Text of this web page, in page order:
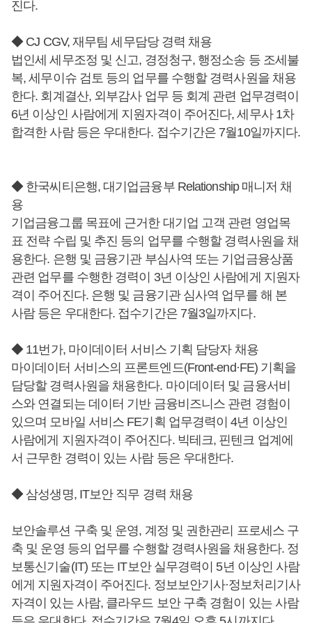
진다.
◆ CJ CGV, 재무팀 세무담당 경력 채용
법인세 세무조정 및 신고, 경정청구, 행정소송 등 조세불
복, 세무이슈 검토 등의 업무를 수행할 경력사원을 채용
한다. 회계결산, 외부감사 업무 등 회계 관련 업무경력이
6년 이상인 사람에게 지원자격이 주어진다, 세무사 1차
합격한 사람 등은 우대한다. 접수기간은 7월10일까지다.
◆ 한국씨티은행, 대기업금융부 Relationship 매니저 채
용
기업금융그룹 목표에 근거한 대기업 고객 관련 영업목
표 전략 수립 및 추진 등의 업무를 수행할 경력사원을 채
용한다. 은행 및 금융기관 부심사역 또는 기업금융상품
관련 업무를 수행한 경력이 3년 이상인 사람에게 지원자
격이 주어진다. 은행 및 금융기관 심사역 업무를 해 본
사람 등은 우대한다. 접수기간은 7월3일까지다.
◆ 11번가, 마이데이터 서비스 기획 담당자 채용
마이데이터 서비스의 프론트엔드(Front-end·FE) 기획을
담당할 경력사원을 채용한다. 마이데이터 및 금융서비
스와 연결되는 데이터 기반 금융비즈니스 관련 경험이
있으며 모바일 서비스 FE기획 업무경력이 4년 이상인
사람에게 지원자격이 주어진다. 빅테크, 핀텐크 업계에
서 근무한 경력이 있는 사람 등은 우대한다.
◆ 삼성생명, IT보안 직무 경력 채용
보안솔루션 구축 및 운영, 계정 및 권한관리 프로세스 구
축 및 운영 등의 업무를 수행할 경력사원을 채용한다. 정
보통신기술(IT) 또는 IT보안 실무경력이 5년 이상인 사람
에게 지원자격이 주어진다. 정보보안기사·정보처리기사
자격이 있는 사람, 클라우드 보안 구축 경험이 있는 사람